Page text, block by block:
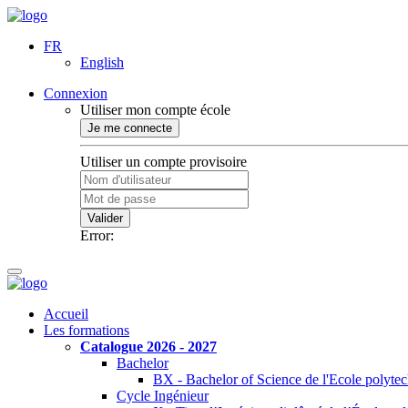
FR
English
Connexion
Utiliser mon compte école
Je me connecte
Utiliser un compte provisoire
Valider
Error:
Accueil
Les formations
Catalogue 2026 - 2027
Bachelor
BX - Bachelor of Science de l'Ecole
Cycle Ingénieur